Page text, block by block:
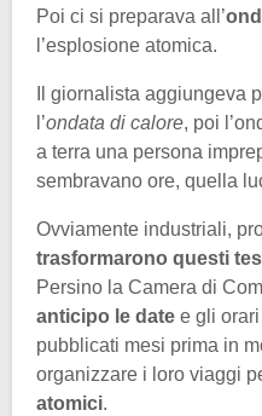
Poi ci si preparava all’
l’esplosione atomica.
Il giornalista aggiungeva
l’ondata di calore, poi
a terra una persona
sembravano ore, quella
Ovviamente industriali,
trasformarono questi
Persino la Camera di
anticipo le date e gli
pubblicati mesi prima in
organizzare i loro viaggi
atomici.